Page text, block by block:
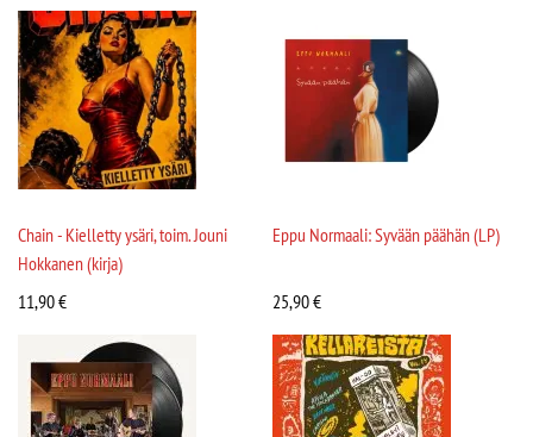
Chain - Kielletty ysäri, toim. Jouni
Hokkanen (kirja)
11,90€
Eppu Normaali: Syvään päähän (LP)
25,90€